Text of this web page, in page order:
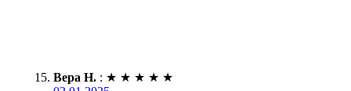
Вера Н. : ★ ★ ★ ★ ★